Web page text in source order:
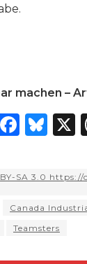
machen –
F
c
b
o
B
e
k
y
SA 3.0
Canada
Teamsters